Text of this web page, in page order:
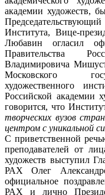
академии художеств,
Института, Вице-
Любавин огласил
Правительства
Владимировича
Московского
художественного
Российской академии
говорится, что
творческих вузов
центром с уникальной
С приветственной
преподавателей от
художеств выступил
РАХ Олег
официальное
РАХ и лично